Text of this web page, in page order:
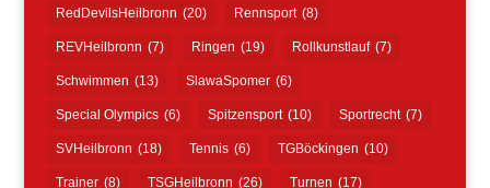
RedDevilsHeilbronn (20) Rennsport (8)
REVHeilbronn (7) Ringen (19) Rollkunstlauf (7)
Schwimmen (13) SlawaSpomer (6)
Special Olympics (6) Spitzensport (10) Sportrecht (7)
SVHeilbronn (18) Tennis (6) TGBöckingen (10)
Trainer (8) TSGHeilbronn (26) Turnen (17)